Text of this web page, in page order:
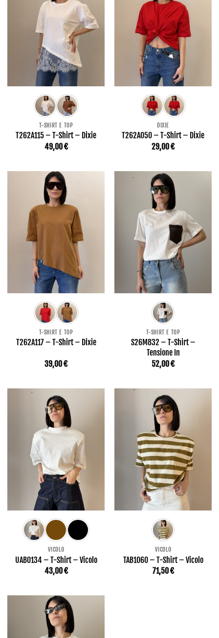
T-SHIRT E TOP
T262A115 – T-Shirt – Dixie
49,00€
DIXIE
T262A050 – T-Shirt – Dixie
29,00€
T-SHIRT E TOP
T262A117 – T-Shirt – Dixie
39,00€
T-SHIRT E TOP
S26M832 – T-Shirt –
Tensione In
52,00€
VICOLO
UAB0134 – T-Shirt – Vicolo
43,00€
VICOLO
TAB1060 – T-Shirt – Vicolo
71,50€